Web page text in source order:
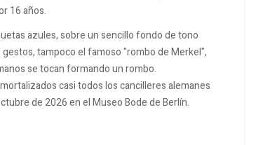
16 años.
azules, sobre un sencillo fondo de tono
tampoco el famoso "rombo de Merkel",
se tocan formando un rombo.
casi todos los cancilleres alemanes
de 2026 en el Museo Bode de Berlín.